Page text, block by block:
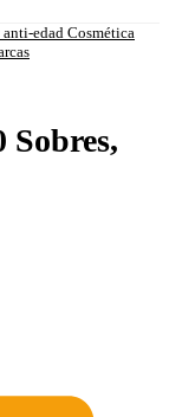
edad Cosmética
Sobres,